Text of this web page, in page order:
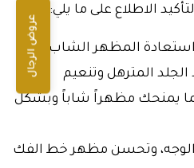
عروض الرجال
الاطلاع على ما يلي:
المظهر الشاب
المترهل وتنعيم
مما يمنحك مظهراً شاباً وبشكل
الوجه، وتحسن مظهر خط الفك